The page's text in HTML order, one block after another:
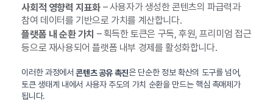
사회적 영향력 지표화– 사용자가 생성한 콘텐츠의 파급력과
참여 데이터를 기반으로 가치를 계산합니다.
플랫폼 내 순환 가치 – 획득한 토큰은 구독, 후원, 프리미엄 접근
등으로 재사용되어 플랫폼 내부 경제를 활성화합니다.
이러한 과정에서콘텐츠 공유 촉진은 단순한 정보 확산의 도구를 넘어,
토큰 생태계 내에서 사용자 주도의 가치 순환을 만드는 핵심 촉매제가
됩니다.